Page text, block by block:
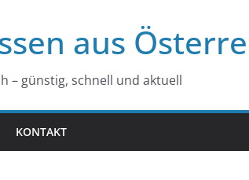
aus
– günstig, schnell und aktuell
KONTAKT